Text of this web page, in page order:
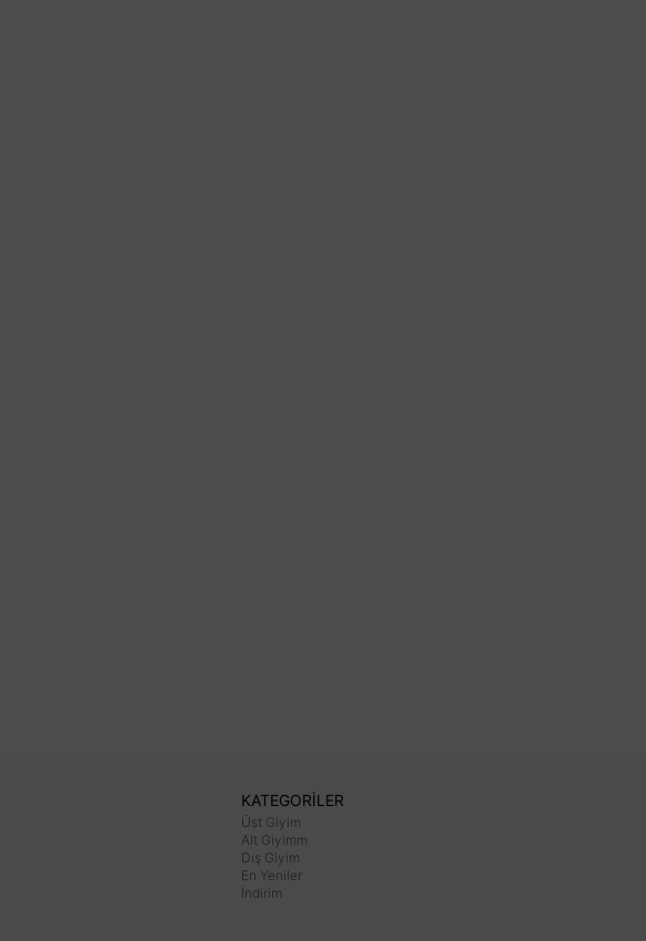
KATEGORİLER
Üst Giyim
Alt Giyimm
Dış Giyim
En Yeniler
İndirim